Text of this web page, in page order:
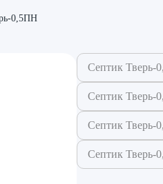
0,5ПН
Септик Тверь-
Септик
Септик
Септик